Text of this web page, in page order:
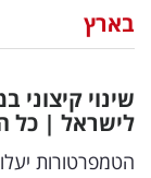
וצרכנות
דיגיטל
וטק
בארץ
שינוי קיצוני
לישראל | כל
הטמפרטורות